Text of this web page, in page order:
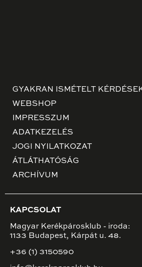
GYAKRAN ISMÉTELT
WEBSHOP
IMPRESSZUM
ADATKEZELÉS
JOGI NYILATKOZAT
ÁTLÁTHATÓSÁG
ARCHÍVUM
KAPCSOLAT
Magyar Kerékpárosklub - iroda:
1133 Budapest, Kárpát u. 48.
+36 (1) 3150590